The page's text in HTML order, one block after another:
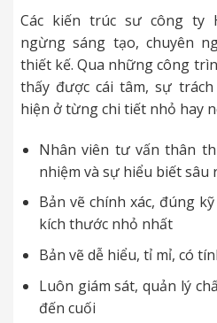
Các kiến trúc sư công ty
ngừng sáng tạo, chuyên
thiết kế. Qua những công
thấy được cái tâm, sự
hiện ở từng chi tiết nhỏ hay
Nhân viên tư vấn thân
nhiệm và sự hiểu biết sâu
Bản vẽ chính xác, đúng
kích thước nhỏ nhất
Bản vẽ dễ hiểu, tỉ mỉ, có
Luôn giám sát, quản lý
đến cuối